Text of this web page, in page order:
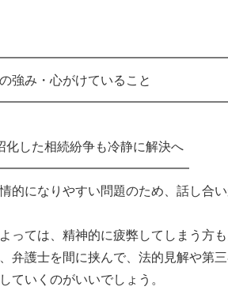
強み・心がけていること
化した相続紛争も冷静に解決へ
的になりやすい問題のため、話し合
っては、精神的に疲弊してしまう方
弁護士を間に挟んで、法的見解や第
ていくのがいいでしょう。